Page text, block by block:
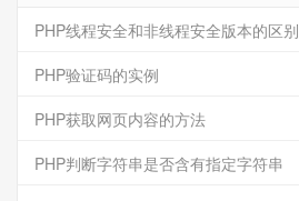
PHP线程安全和非线程安全版本的区别
PHP验证码的实例
PHP获取网页内容的方法
PHP判断字符串是否含有指定字符串